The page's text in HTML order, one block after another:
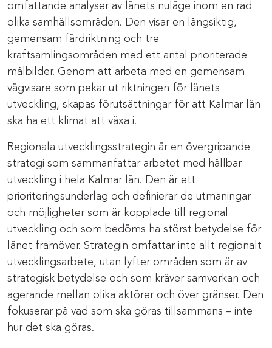
omfattande analyser av länets nuläge inom en rad
olika samhällsområden. Den visar en långsiktig,
gemensam färdriktning och tre
kraftsamlingsområden med ett antal prioriterade
målbilder. Genom att arbeta med en gemensam
vägvisare som pekar ut riktningen för länets
utveckling, skapas förutsättningar för att Kalmar län
ska ha ett klimat att växa i.
Regionala utvecklingsstrategin är en övergripande
strategi som sammanfattar arbetet med hållbar
utveckling i hela Kalmar län. Den är ett
prioriteringsunderlag och definierar de utmaningar
och möjligheter som är kopplade till regional
utveckling och som bedöms ha störst betydelse för
länet framöver. Strategin omfattar inte allt regionalt
utvecklingsarbete, utan lyfter områden som är av
strategisk betydelse och som kräver samverkan och
agerande mellan olika aktörer och över gränser. Den
fokuserar på vad som ska göras tillsammans – inte
hur det ska göras.